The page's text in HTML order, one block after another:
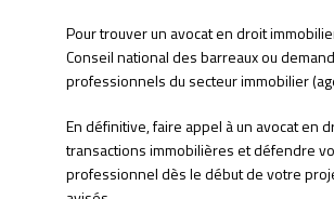
Pour trouver un avocat en droit
Conseil national des barreaux ou
professionnels du secteur immobilier
En définitive, faire appel à un avocat en
transactions immobilières et défendre
professionnel dès le début de votre